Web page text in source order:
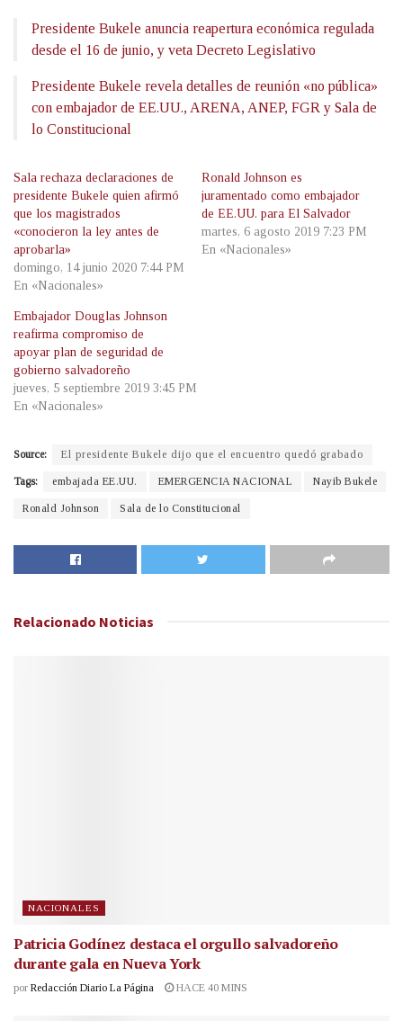
Presidente Bukele anuncia reapertura económica regulada
desde el 16 de junio, y veta Decreto Legislativo
Presidente Bukele revela detalles de reunión «no pública»
con embajador de EE.UU., ARENA, ANEP, FGR y Sala de
lo Constitucional
Sala rechaza declaraciones de
presidente Bukele quien afirmó
que los magistrados
«conocieron la ley antes de
aprobarla»
domingo, 14 junio 2020 7:44 PM
En «Nacionales»
Ronald Johnson es
juramentado como embajador
de EE.UU. para El Salvador
martes, 6 agosto 2019 7:23 PM
En «Nacionales»
Embajador Douglas Johnson
reafirma compromiso de
apoyar plan de seguridad de
gobierno salvadoreño
jueves, 5 septiembre 2019 3:45 PM
En «Nacionales»
Source: El presidente Bukele dijo que el encuentro quedó grabado
Tags: embajada EE.UU. EMERGENCIA NACIONAL Nayib Bukele
Ronald Johnson Sala de lo Constitucional
Relacionado Noticias
NACIONALES
Patricia Godínez destaca el orgullo salvadoreño
durante gala en Nueva York
por Redacción Diario La Página HACE 40 MINS